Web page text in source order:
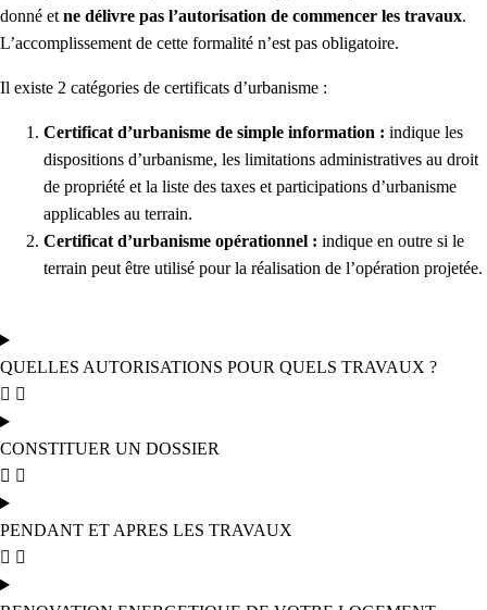
donné et ne délivre pas l’autorisation de commencer les travaux.
L’accomplissement de cette formalité n’est pas obligatoire.
Il existe 2 catégories de certificats d’urbanisme :
Certificat d’urbanisme de simple information : indique les
dispositions d’urbanisme, les limitations administratives au droit
de propriété et la liste des taxes et participations d’urbanisme
applicables au terrain.
Certificat d’urbanisme opérationnel : indique en outre si le
terrain peut être utilisé pour la réalisation de l’opération projetée.
QUELLES AUTORISATIONS POUR QUELS TRAVAUX ?
CONSTITUER UN DOSSIER
PENDANT ET APRES LES TRAVAUX